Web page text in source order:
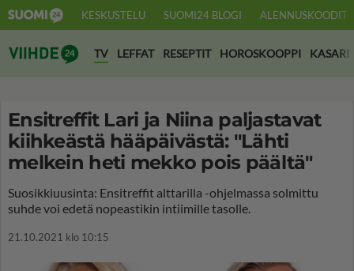
KESKUSTELU SUOMI24 BLOGI ALENNUSKOODIT
Suomi24 Viihde
TV LEFFAT RESEPTIT HOROSKOOPPI KASARI
Ensitreffit Lari ja Niina paljastavat
kiihkeästä hääpäivästä: "Lähti
melkein heti mekko pois päältä"
Suosikkiuusinta: Ensitreffit alttarilla -ohjelmassa solmittu
suhde voi edetä nopeastikin intiimille tasolle.
21.10.2021 klo 10:15